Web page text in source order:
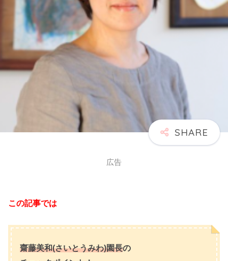
広告
この記事では
齋藤美和(さいとうみわ)園長の